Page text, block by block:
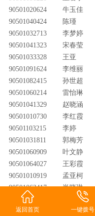
90501020624
牛玉佳
90501040424
陈瑾
90501032713
李梦婷
90501041323
宋春莹
90501033328
王亚
90501091624
李维丽
90501082415
孙世超
90501060214
雷怡琳
90501041329
赵晓涵
90501010730
李红霞
90501103215
李婷
90501031811
郭梅芳
90501060909
叶文静
90501064027
王彩霞
90501010919
孟亚柯
90501063417
尚晓琳
90501103018
位梦雪
90501100606
孟小艳
返回首页 一键拨号